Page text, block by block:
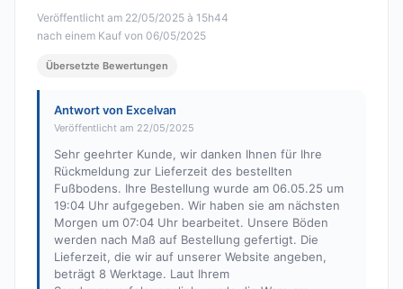
Veröffentlicht am 22/05/2025 à 15h44
nach einem Kauf von 06/05/2025
Übersetzte Bewertungen
Antwort von Excelvan
Veröffentlicht am 22/05/2025
Sehr geehrter Kunde, wir danken Ihnen für Ihre
Rückmeldung zur Lieferzeit des bestellten
Fußbodens. Ihre Bestellung wurde am 06.05.25 um
19:04 Uhr aufgegeben. Wir haben sie am nächsten
Morgen um 07:04 Uhr bearbeitet. Unsere Böden
werden nach Maß auf Bestellung gefertigt. Die
Lieferzeit, die wir auf unserer Website angeben,
beträgt 8 Werktage. Laut Ihrem